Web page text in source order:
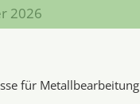
2026
für Metallbearbeitung